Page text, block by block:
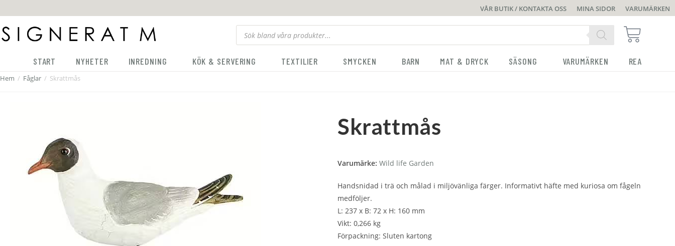
VÅR BUTIK / KONTAKTA OSS MINA SIDOR VARUMÄRKEN
START NYHETER INREDNING KÖK & SERVERING TEXTILIER SMYCKEN BARN MAT & DRYCK SÄSONG VARUMÄRKEN REA
Hem / Fåglar / Skrattmås
Skrattmås
Varumärke: Wild life Garden
Handsnidad i trä och målad i miljövänliga färger. Informativt häfte med kuriosa om fågeln
medföljer.
L: 237 x B: 72 x H: 160 mm
Vikt: 0,266 kg
Förpackning: Sluten kartong